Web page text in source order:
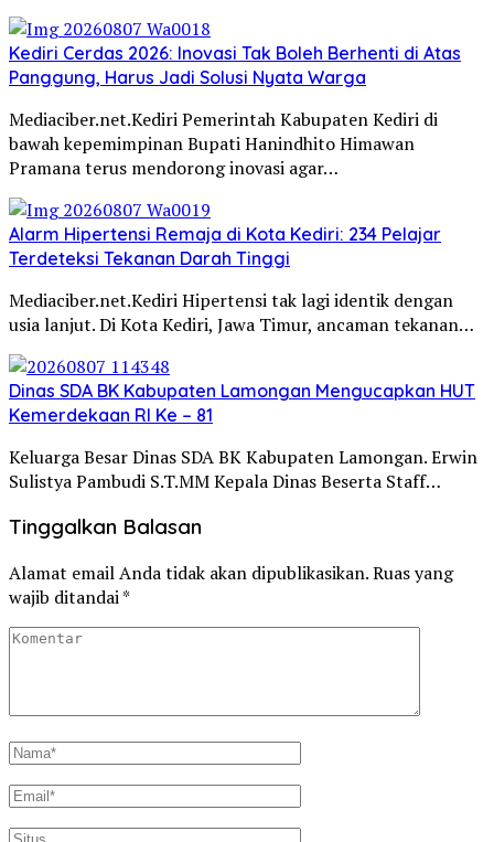
Kediri Cerdas 2026: Inovasi Tak Boleh Berhenti di Atas
Panggung, Harus Jadi Solusi Nyata Warga
Mediaciber.net.Kediri Pemerintah Kabupaten Kediri di
bawah kepemimpinan Bupati Hanindhito Himawan
Pramana terus mendorong inovasi agar…
Alarm Hipertensi Remaja di Kota Kediri: 234 Pelajar
Terdeteksi Tekanan Darah Tinggi
Mediaciber.net.Kediri Hipertensi tak lagi identik dengan
usia lanjut. Di Kota Kediri, Jawa Timur, ancaman tekanan…
Dinas SDA BK Kabupaten Lamongan Mengucapkan HUT
Kemerdekaan RI Ke – 81
Keluarga Besar Dinas SDA BK Kabupaten Lamongan. Erwin
Sulistya Pambudi S.T.MM Kepala Dinas Beserta Staff…
Tinggalkan Balasan
Alamat email Anda tidak akan dipublikasikan.Ruas yang
wajib ditandai*